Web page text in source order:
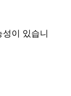
이 있습니